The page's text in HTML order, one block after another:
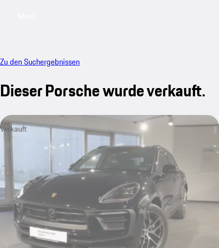
Zu den Suchergebnissen
Dieser Porsche wurde verkauft.
Verkauft